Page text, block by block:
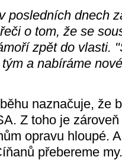
posledních dnech
o tom, že se
zpět do vlasti.
a nabíráme
naznačuje, že
Z toho je
opravu hloupé.
přebereme my.